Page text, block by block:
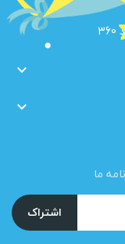


ما
اشتراک